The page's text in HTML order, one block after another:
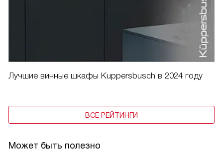
Лучшие винные шкафы Kuppersbusch в 2024 году
ВСЕ РЕЙТИНГИ
Может быть полезно